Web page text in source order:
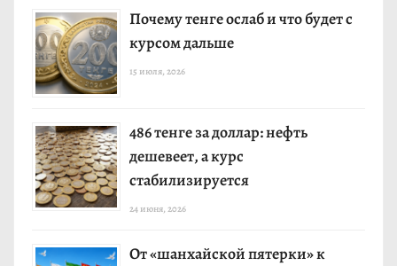
Почему тенге ослаб и что будет с
курсом дальше
15 июля, 2026
486 тенге за доллар: нефть
дешевеет, а курс
стабилизируется
24 июня, 2026
От «шанхайской пятерки» к